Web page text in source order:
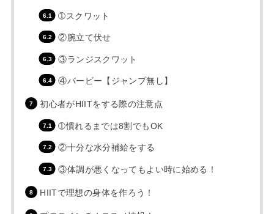
➀スクワット
②腕立て伏せ
③ランジスクワット
④バービー【ジャンプ無し】
初心者がHIITをする際の注意点
➀慣れるまでは8割でもOK
②十分な水分補給をする
③体調が悪くなってもよい時に始める！
HIITで理想の身体を作ろう！